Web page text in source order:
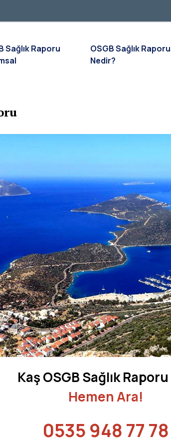
KaşOSGB Sağlık
Hemen Ara!
0535 948 77 78
Sağlık Raporu
OSGB Sağlık Raporu
Nedir?